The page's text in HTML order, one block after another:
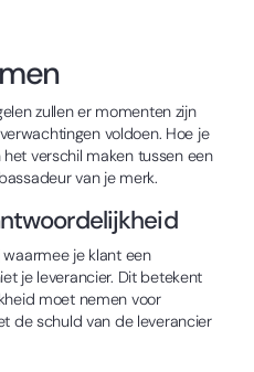
zullen er momenten zijn
voldoen. Hoe je
verschil maken tussen een
van je merk.
je klant een
je leverancier. Dit betekent
moet nemen voor
de schuld van de leverancier